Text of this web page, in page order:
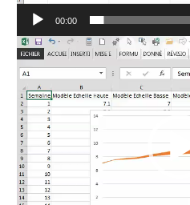
00:00
Lecteur
vidéo